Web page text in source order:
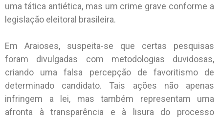
uma tática antiética, mas um crime grave conforme a
legislação eleitoral brasileira.
Em Araioses, suspeita-se que certas pesquisas
foram divulgadas com metodologias duvidosas,
criando uma falsa percepção de favoritismo de
determinado candidato. Tais ações não apenas
infringem a lei, mas também representam uma
afronta à transparência e à lisura do processo